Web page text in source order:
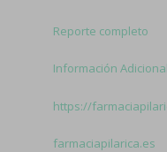
Reporte completo
Información Adicional
https://
farmaciapilarica.es